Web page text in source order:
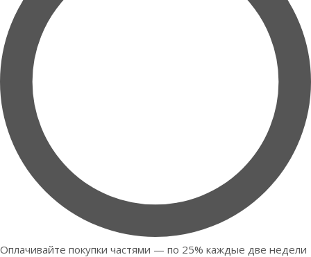
Оплачивайте покупки частями — по 25% каждые две недели